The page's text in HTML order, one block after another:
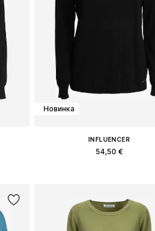
Новинка
INFLUENCER
54,50 €